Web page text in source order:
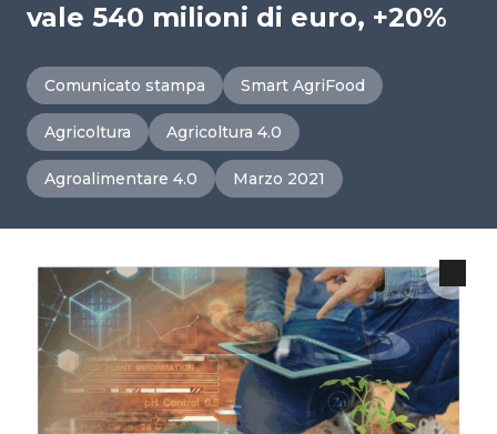
vale 540 milioni di euro, +20%
Comunicato stampa Smart AgriFood
Agricoltura Agricoltura 4.0
Agroalimentare 4.0 Marzo 2021